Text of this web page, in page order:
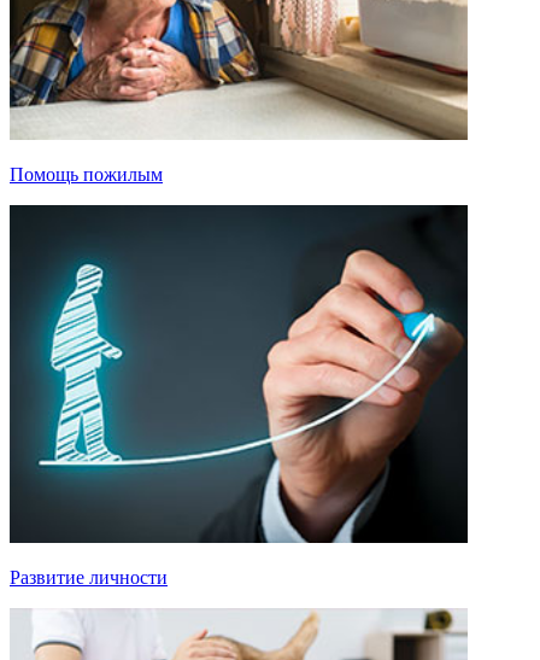
Помощь пожилым
Развитие личности